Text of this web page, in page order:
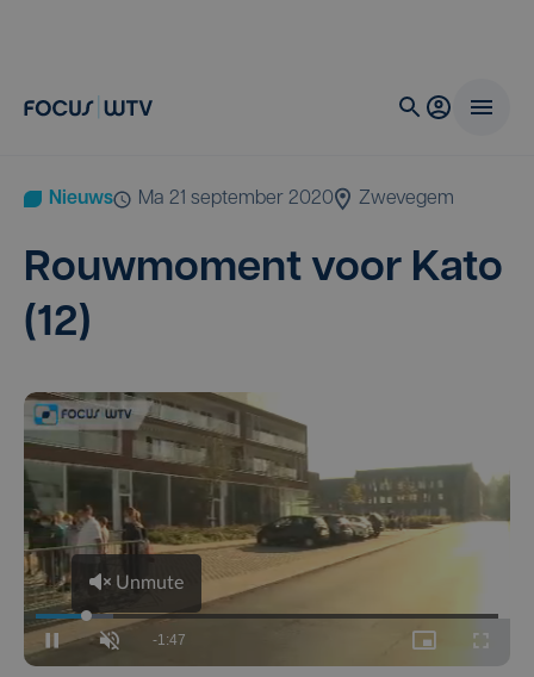
Nieuws ma 21 september 2020 Zwevegem
Rouw­mo­ment voor Kato
(12)